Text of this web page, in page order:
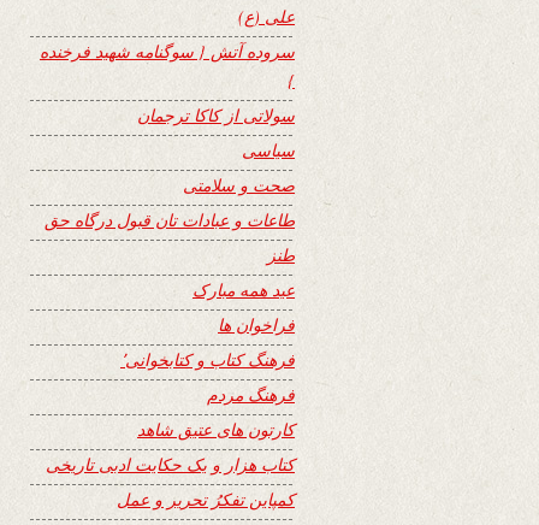
علی (ع)
سروده آتش { سوگنامه شهید فرخنده
}
سولاتی از کاکا ترجمان
سیاسی
صحت و سلامتی
طاعات و عبادات تان قبول درگاه حق
طنز
عید همه مبارک
فراخوان ها
فرهنگ کتاب و کتابخوانی٬
فرهنگ مردم
کارتون های عتیق شاهد
کتاب هزار و یک حکایت ادبی تاریخی
کمپاین تفکرُ تحریر و عمل